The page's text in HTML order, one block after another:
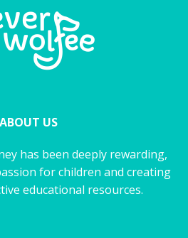
ABOUT US
has been deeply rewarding,
for children and creating
educational resources.